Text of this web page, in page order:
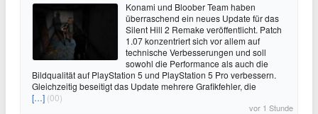
Konami und Bloober Team haben
überraschend ein neues Update für das
Silent Hill 2 Remake veröffentlicht. Patch
1.07 konzentriert sich vor allem auf
technische Verbesserungen und soll
sowohl die Performance als auch die
Bildqualität auf PlayStation 5 und PlayStation 5 Pro verbessern.
Gleichzeitig beseitigt das Update mehrere Grafikfehler, die
[…] (00)
vor 1 Stunde